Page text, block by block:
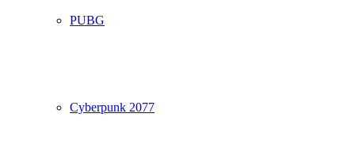
PUBG
Cyberpunk 2077